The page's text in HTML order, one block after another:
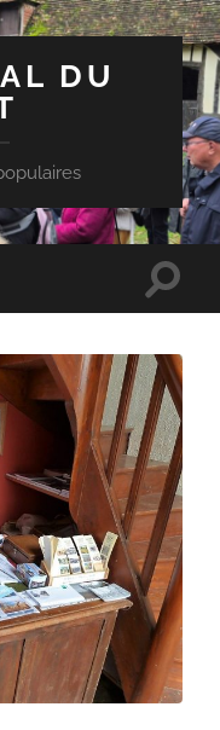
DU
Toggle